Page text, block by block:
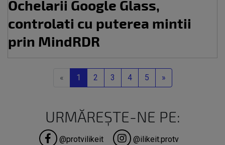
Ochelarii Google Glass,
controlati cu puterea mintii
prin MindRDR
«Previous
1 2 3 4 5 »Next
URMĂREȘTE-NE PE:
@protvilikeit @ilikeit.protv